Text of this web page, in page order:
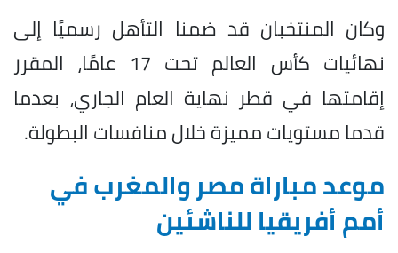
وكان المنتخبان قد ضمنا التأهل رسميًا إلى
نهائيات كأس العالم تحت 17 عامًا، المقرر
إقامتها في قطر نهاية العام الجاري، بعدما
قدما مستويات مميزة خلال منافسات البطولة.
موعد مباراة مصر والمغرب في
أمم أفريقيا للناشئين